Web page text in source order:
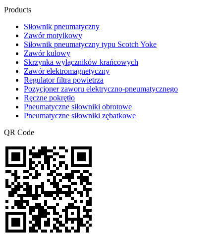
Products
Siłownik pneumatyczny
Zawór motylkowy
Siłownik pneumatyczny typu Scotch Yoke
Zawór kulowy
Skrzynka wyłączników krańcowych
Zawór elektromagnetyczny
Regulator filtra powietrza
Pozycjoner zaworu elektryczno-pneumatycznego
Ręczne pokrętło
Pneumatyczne siłowniki obrotowe
Pneumatyczne siłowniki zębatkowe
QR Code